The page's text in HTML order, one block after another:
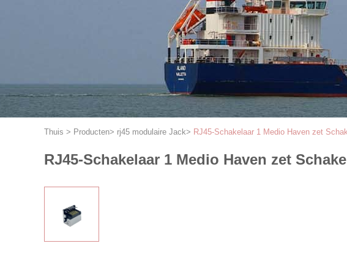
Thuis > Producten> rj45 modulaire Jack> RJ45-Schakelaar 1 Medio Haven zet
RJ45-Schakelaar 1 Medio Haven zet